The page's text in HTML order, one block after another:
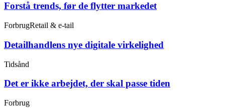
Forstå trends, før de flytter markedet
ForbrugRetail & e-tail
Detailhandlens nye digitale virkelighed
Tidsånd
Det er ikke arbejdet, der skal passe tiden
Forbrug